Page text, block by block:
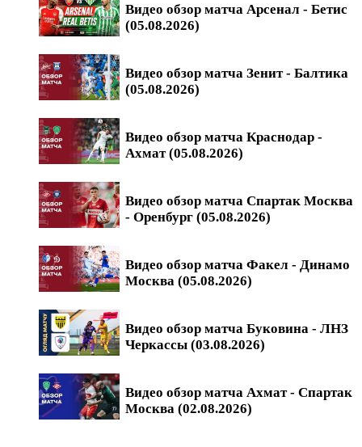
Видео обзор матча Арсенал - Бетис
(05.08.2026)
Видео обзор матча Зенит - Балтика
(05.08.2026)
Видео обзор матча Краснодар -
Ахмат (05.08.2026)
Видео обзор матча Спартак Москва
- Оренбург (05.08.2026)
Видео обзор матча Факел - Динамо
Москва (05.08.2026)
Видео обзор матча Буковина - ЛНЗ
Черкассы (03.08.2026)
Видео обзор матча Ахмат - Спартак
Москва (02.08.2026)